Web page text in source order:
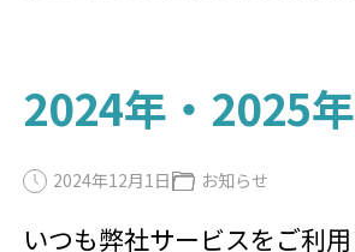
2024年・2025
2024年12月1日 お知らせ
いつも弊社サービスをご利